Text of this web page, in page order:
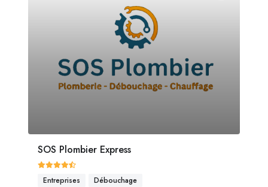
SOS Plombier Express
Entreprises Débouchage